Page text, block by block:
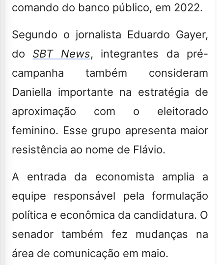
comando do banco público, em 2022.
Segundo o jornalista Eduardo Gayer,
do SBT News, integrantes da pré-
campanha também consideram
Daniella importante na estratégia de
aproximação com o eleitorado
feminino. Esse grupo apresenta maior
resistência ao nome de Flávio.
A entrada da economista amplia a
equipe responsável pela formulação
política e econômica da candidatura. O
senador também fez mudanças na
área de comunicação em maio.